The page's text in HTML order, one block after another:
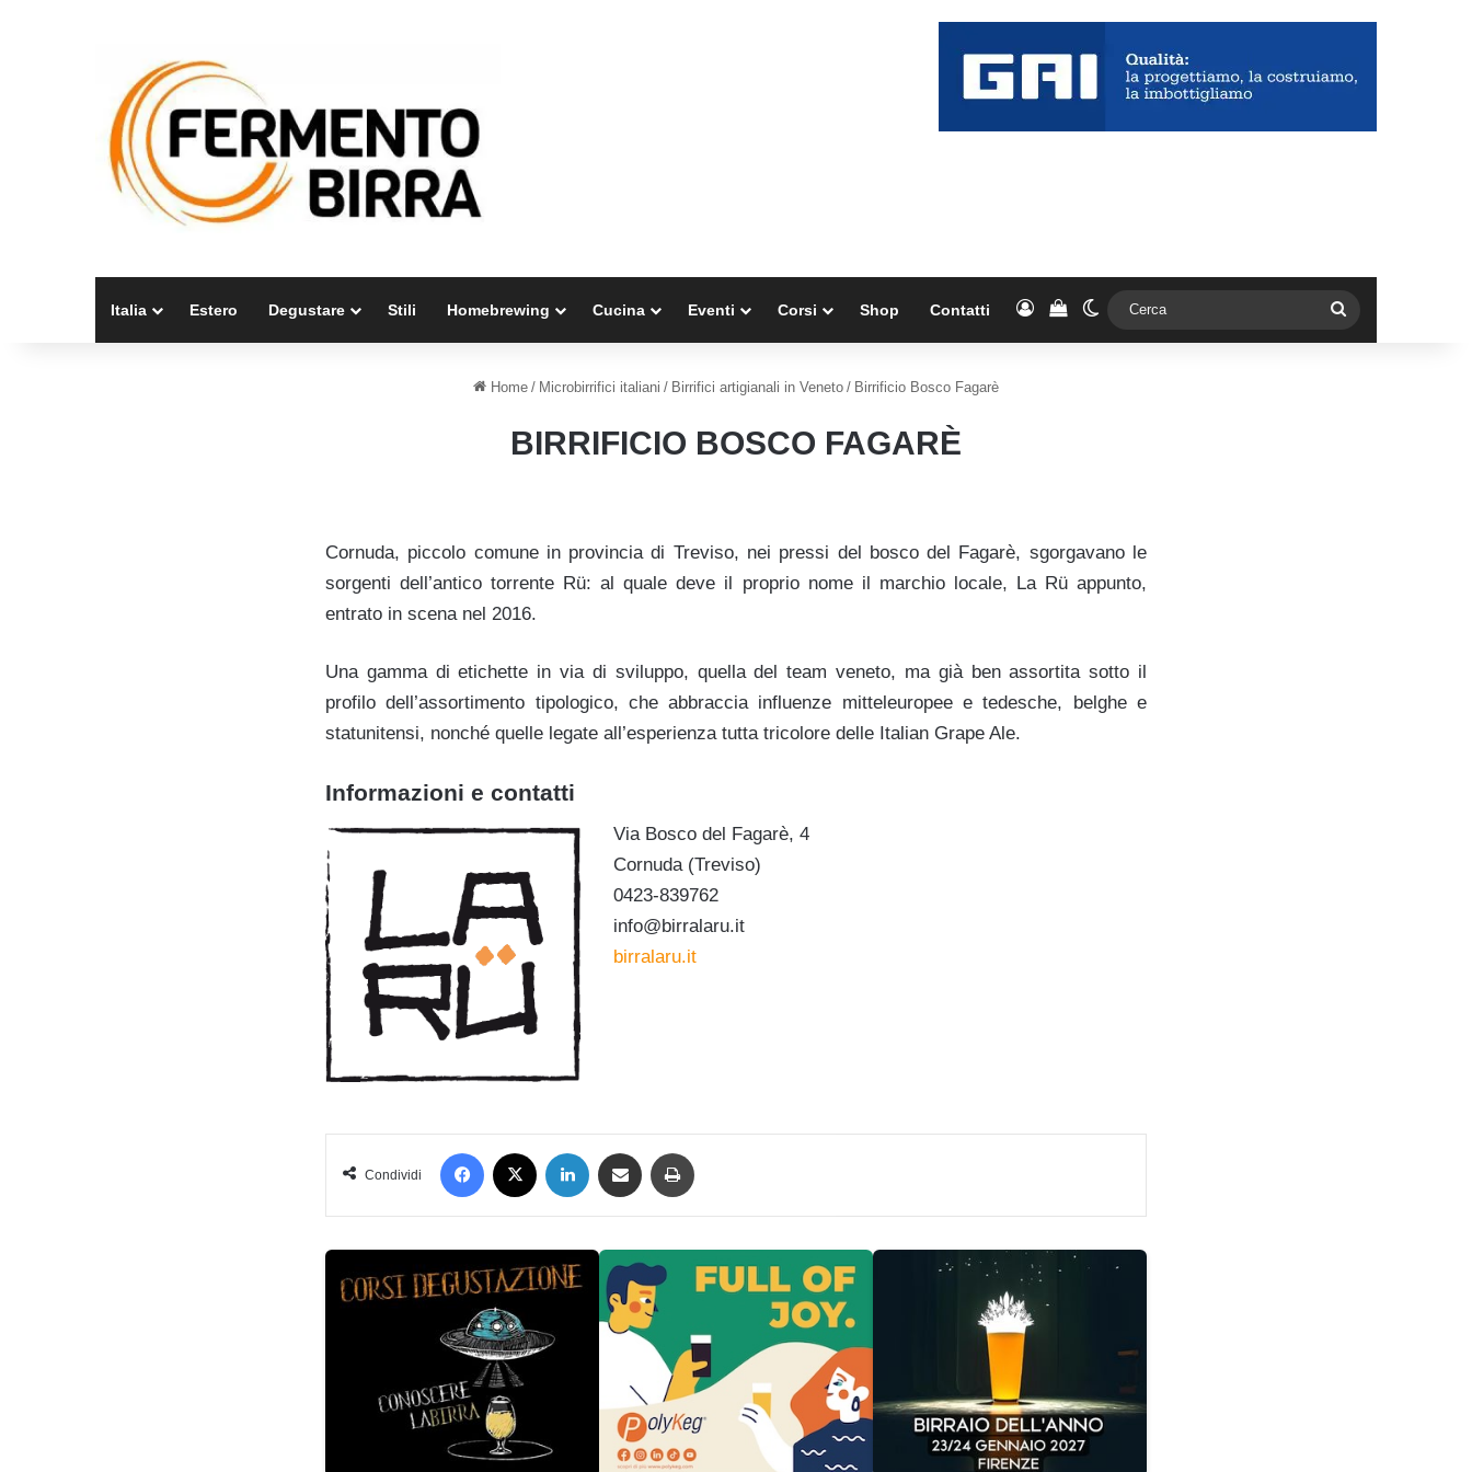
Italia Estero Degustare Stili Homebrewing Cucina Eventi Corsi Shop Contatti AccediVedi il carrello
Cambia aspetto
Home / Microbirrifici italiani / Birrifici artigianali in Veneto / Birrificio Bosco Fagarè
BIRRIFICIO BOSCO FAGARÈ
Cornuda, piccolo comune in provincia di Treviso, nei pressi del bosco del Fagarè, sgorgavano le
sorgenti dell’antico torrente Rü: al quale deve il proprio nome il marchio locale, La Rü appunto,
entrato in scena nel 2016.
Una gamma di etichette in via di sviluppo, quella del team veneto, ma già ben assortita sotto il
profilo dell’assortimento tipologico, che abbraccia influenze mitteleuropee e tedesche, belghe e
statunitensi, nonché quelle legate all’esperienza tutta tricolore delle Italian Grape Ale.
Informazioni e contatti
Via Bosco del Fagarè, 4
Cornuda (Treviso)
0423-839762
info@birralaru.it
birralaru.it
Condividi
Facebook LinkedIn Condividi via mail